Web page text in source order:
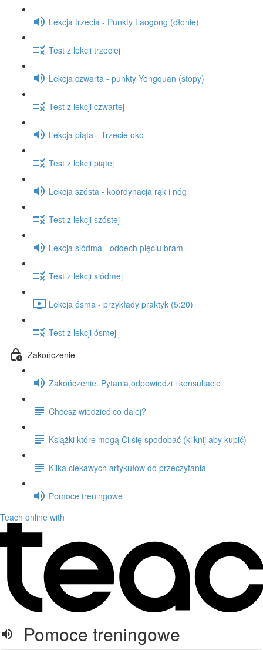
Lekcja trzecia - Punkty Laogong (dłonie)
Test z lekcji trzeciej
Lekcja czwarta - punkty Yongquan (stopy)
Test z lekcji czwartej
Lekcja piąta - Trzecie oko
Test z lekcji piątej
Lekcja szósta - koordynacja rąk i nóg
Test z lekcji szóstej
Lekcja siódma - oddech pięciu bram
Test z lekcji siódmej
Lekcja ósma - przykłady praktyk (5:20)
Test z lekcji ósmej
Zakończenie
Zakończenie. Pytania,odpowiedzi i konsultacje
Chcesz wiedzieć co dalej?
Książki które mogą Ci się spodobać (kliknij aby kupić)
Kilka ciekawych artykułów do przeczytania
Pomoce treningowe
Teach online with
Pomoce treningowe